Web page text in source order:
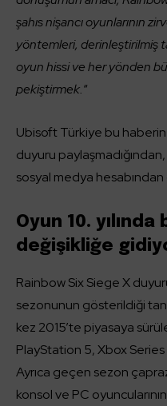
şahıs nişancı oyunlarının
yöntemleri, derinleştirilmiş
oyun hissi ve her yönden
pekiştirmek.“
Ubisoft Türkiye bu
duyuru
sosyal medya
Oyun 10.
değişikliğe
Rainbow Six Siege X
sezonunun gösterildiği
kez 2015’te piyasaya
PlayStation 5, Xbox
Ayrıca geçen sezon
konsol ve PC